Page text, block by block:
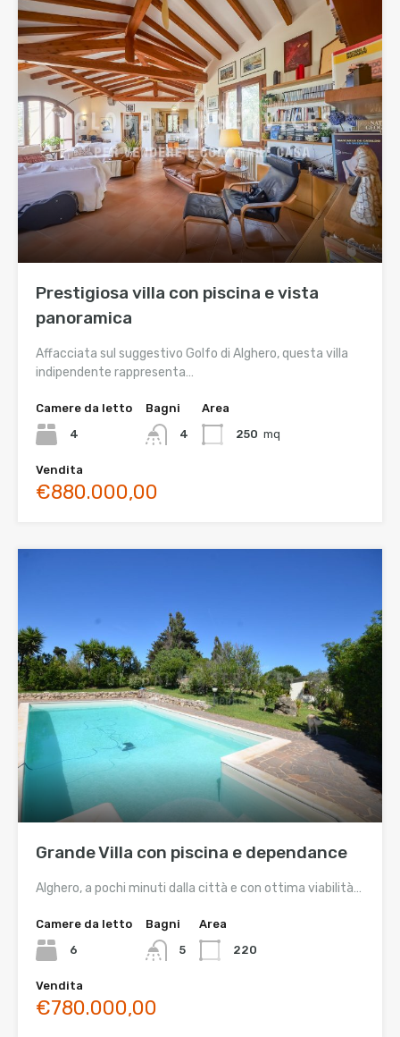
Prestigiosa villa con piscina e vista
panoramica
Affacciata sul suggestivo Golfo di Alghero, questa villa
indipendente rappresenta…
Camere da letto
4
Bagni
4
Area
250 mq
Vendita
€880.000,00
Grande Villa con piscina e dependance
Alghero, a pochi minuti dalla città e con ottima viabilità…
Camere da letto
6
Bagni
5
Area
220
Vendita
€780.000,00